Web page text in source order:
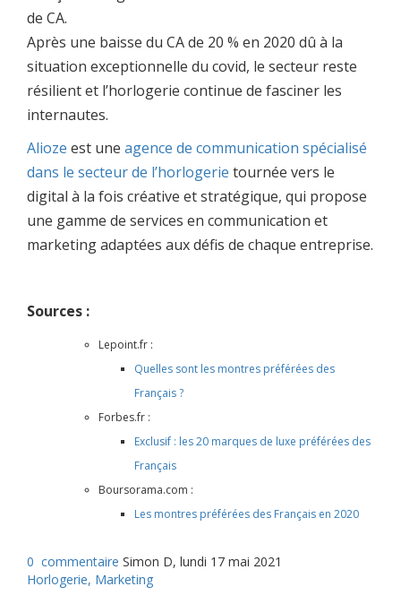
de CA.
Après une baisse du CA de 20 % en 2020 dû à la
situation exceptionnelle du covid, le secteur reste
résilient et l’horlogerie continue de fasciner les
internautes.
Alioze est une agence de communication spécialisé
dans le secteur de l’horlogerie tournée vers le
digital à la fois créative et stratégique, qui propose
une gamme de services en communication et
marketing adaptées aux défis de chaque entreprise.
Sources :
Lepoint.fr :
Quelles sont les montres préférées des
Français ?
Forbes.fr :
Exclusif : les 20 marques de luxe préférées des
Français
Boursorama.com :
Les montres préférées des Français en 2020
0 commentaire Simon D, lundi 17 mai 2021
Horlogerie, Marketing